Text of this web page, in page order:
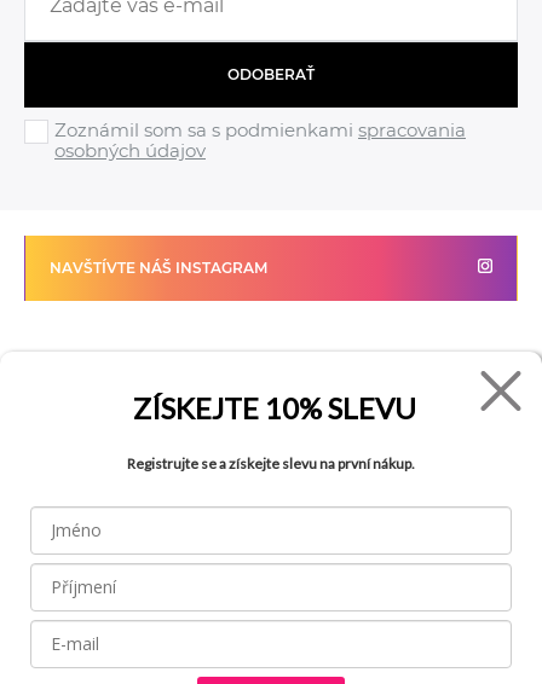
ODOBERAŤ
Zoznámil som sa s podmienkami spracovania
osobných údajov
NAVŠTÍVTE NÁŠ INSTAGRAM
Kariéra
Obchody
Blog
Ako reklamovať tovar
Tabuľka veľkostí
ZÍSKEJTE 10% SLEVU
Registrujte se a získejte slevu na první nákup.